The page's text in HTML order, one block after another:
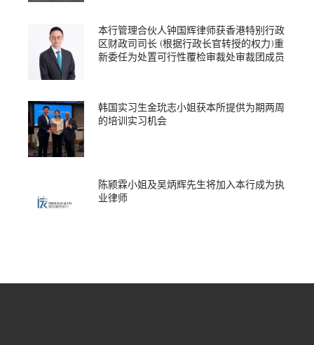
本行管理合伙人钟国辉律师获香港特别行政
区财政司司长 (根据行政长官转授的权力)重
新委任为处置可行性覆检审裁处审裁团成员
韩国实习生金玧志小姐获本所提供为期两周
的培训实习机会
陈颍霖小姐及吴炳辉先生将加入本行成为执
业律师